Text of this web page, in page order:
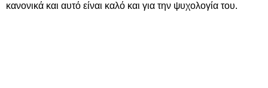
κανονικά και αυτό είναι καλό και για την ψυχολογία του.